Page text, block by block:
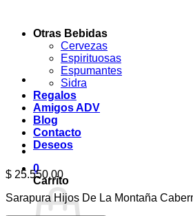
Otras Bebidas
Cervezas
Espirituosas
Espumantes
Sidra
Regalos
Amigos ADV
Blog
Contacto
Deseos
0
Carrito
$ 25.550,00
Sarapura Hijos De La Montaña